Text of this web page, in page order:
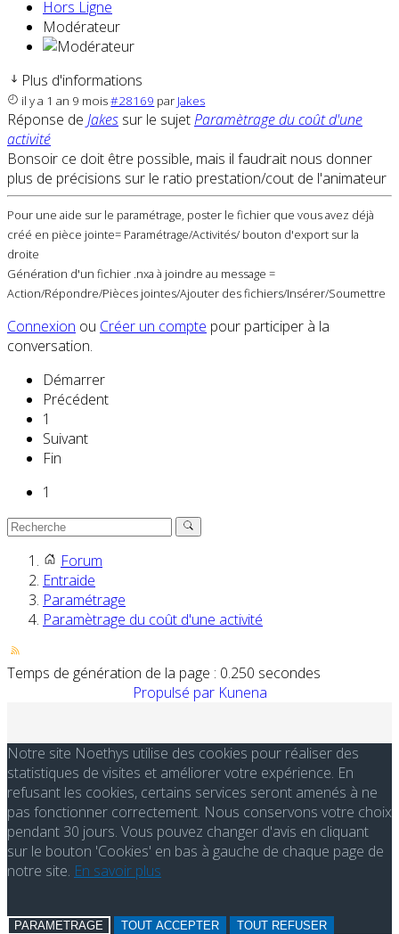
Hors Ligne
Modérateur
Plus d'informations
il y a 1 an 9 mois#28169 par Jakes
Réponse de Jakes sur le sujetParamètrage du coût d'une
activité
Bonsoir ce doit être possible, mais il faudrait nous donner
plus de précisions sur le ratio prestation/cout de l'animateur
Pour une aide sur le paramétrage, poster le fichier que vous avez déjà
créé en pièce jointe= Paramétrage/Activités/ bouton d'export sur la
droite
Génération d'un fichier .nxa à joindre au message =
Action/Répondre/Pièces jointes/Ajouter des fichiers/Insérer/Soumettre
Connexion ou Créer un compte pour participer à la
conversation.
Démarrer
Précédent
1
Suivant
Fin
1
Forum
Entraide
Paramétrage
Paramètrage du coût d'une activité
Temps de génération de la page : 0.250 secondes
Propulsé par Kunena
Notre site Noethys utilise des cookies pour réaliser des
statistiques de visites et améliorer votre expérience. En
refusant les cookies, certains services seront amenés à ne
pas fonctionner correctement. Nous conservons votre choix
pendant 30 jours. Vous pouvez changer d'avis en cliquant
sur le bouton 'Cookies' en bas à gauche de chaque page de
notre site. En savoir plus
PARAMETRAGE TOUT ACCEPTER
TOUT REFUSER